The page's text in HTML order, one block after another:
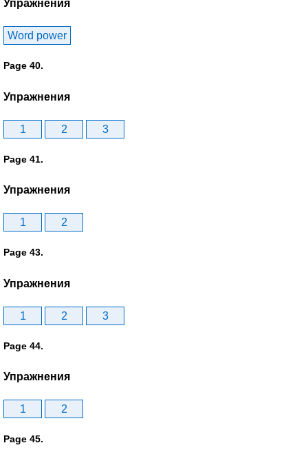
Упражнения
Word power
Page 40.
Упражнения
1 2 3
Page 41.
Упражнения
1 2
Page 43.
Упражнения
1 2 3
Page 44.
Упражнения
1 2
Page 45.